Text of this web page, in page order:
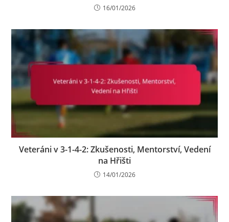
16/01/2026
Veteráni v 3-1-4-2: Zkušenosti, Mentorství, Vedení
na Hřišti
14/01/2026